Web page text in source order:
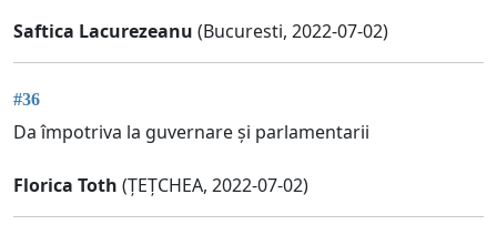
Saftica Lacurezeanu (Bucuresti, 2022-07-02)
#36
Da împotriva la guvernare și parlamentarii
Florica Toth (ȚEȚCHEA, 2022-07-02)